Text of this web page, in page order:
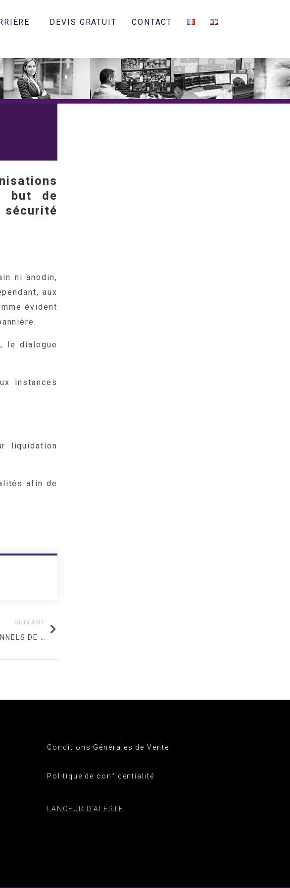
DEVIS GRATUIT CONTACT
but de
ni anodin,
aux
évident
, le dialogue
instances
liquidation
afin de
SUIVANT
Conditions Générales de Vente
Politique de confidentialité
LANCEUR D’ALERTE